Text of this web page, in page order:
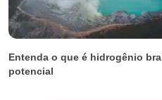
Entenda o que é hidrogênio
potencial